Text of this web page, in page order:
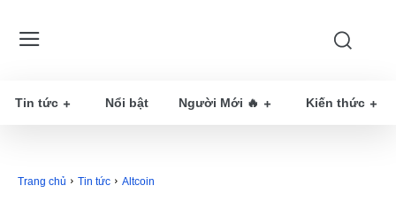
Tin tức Nổi bật Người Mới 🔥 Kiến thức
Trang chủ Tin tức Altcoin